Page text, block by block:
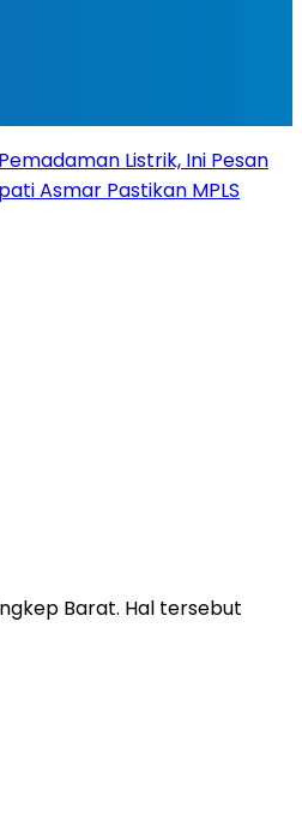
Listrik, Ini Pesan
Asmar Pastikan MPLS
Barat. Hal tersebut